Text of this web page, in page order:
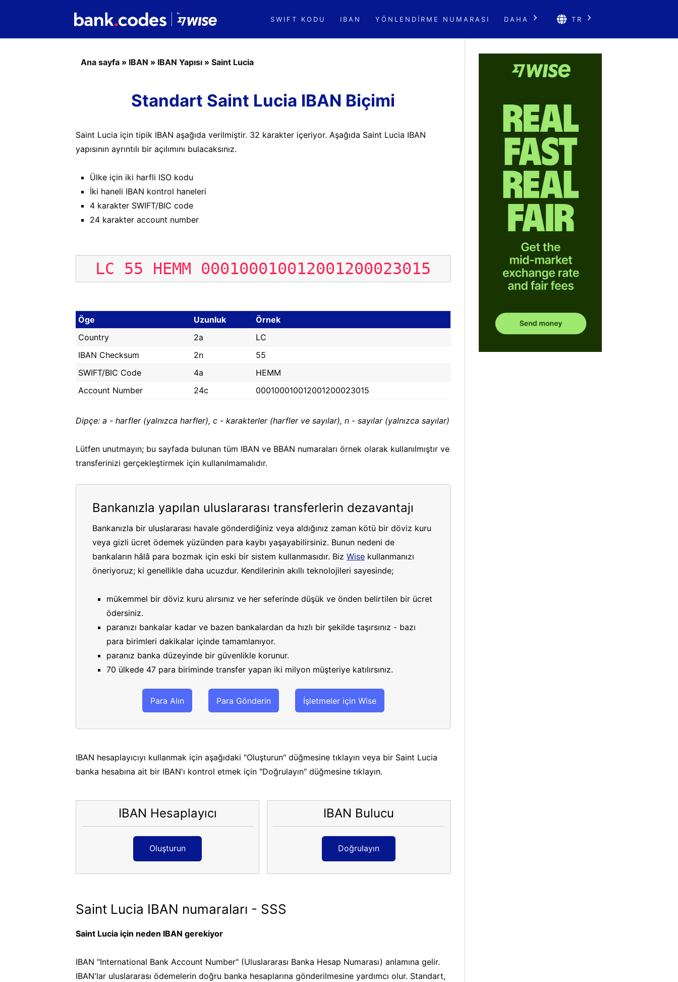
SWIFT KODU IBAN YÖNLENDIRME NUMARASI DAHA TR
Ana sayfa » IBAN » IBAN Yapısı » Saint Lucia
Standart Saint Lucia IBAN Biçimi
Saint Lucia için tipik IBAN aşağıda verilmiştir. 32 karakter içeriyor. Aşağıda Saint Lucia IBAN
yapısının ayrıntılı bir açılımını bulacaksınız.
Ülke için iki harfli ISO kodu
İki haneli IBAN kontrol haneleri
4 karakter SWIFT/BIC code
24 karakter account number
LC 55 HEMM 000100010012001200023015
Öge Uzunluk
Örnek
Country
2a
LC
IBAN Checksum
2n
55
SWIFT/BIC Code
4a
HEMM
Account Number
24c 000100010012001200023015
Dipçe: a - harfler (yalnızca harfler), c - karakterler (harfler ve sayılar), n - sayılar (yalnızca sayılar)
Lütfen unutmayın; bu sayfada bulunan tüm IBAN ve BBAN numaraları örnek olarak kullanılmıştır ve
transferinizi gerçekleştirmek için kullanılmamalıdır.
Bankanızla yapılan uluslararası transferlerin dezavantajı
Bankanızla bir uluslararası havale gönderdiğiniz veya aldığınız zaman kötü bir döviz kuru
veya gizli ücret ödemek yüzünden para kaybı yaşayabilirsiniz. Bunun nedeni de
bankaların hâlâ para bozmak için eski bir sistem kullanmasıdır. Biz Wise kullanmanızı
öneriyoruz; ki genellikle daha ucuzdur. Kendilerinin akıllı teknolojileri sayesinde;
mükemmel bir döviz kuru alırsınız ve her seferinde düşük ve önden belirtilen bir ücret
ödersiniz.
paranızı bankalar kadar ve bazen bankalardan da hızlı bir şekilde taşırsınız - bazı
para birimleri dakikalar içinde tamamlanıyor.
paranız banka düzeyinde bir güvenlikle korunur.
70 ülkede 47 para biriminde transfer yapan iki milyon müşteriye katılırsınız.
Para Alın Para Gönderin İşletmeler için Wise
IBAN hesaplayıcıyı kullanmak için aşağıdaki "Oluşturun" düğmesine tıklayın veya bir Saint Lucia
banka hesabına ait bir IBAN'ı kontrol etmek için "Doğrulayın" düğmesine tıklayın.
IBAN Hesaplayıcı
Oluşturun
IBAN Bulucu
Doğrulayın
Saint Lucia IBAN numaraları - SSS
Saint Lucia için neden IBAN gerekiyor
IBAN "International Bank Account Number" (Uluslararası Banka Hesap Numarası) anlamına gelir.
IBAN'lar uluslararası ödemelerin doğru banka hesaplarına gönderilmesine yardımcı olur. Standart,